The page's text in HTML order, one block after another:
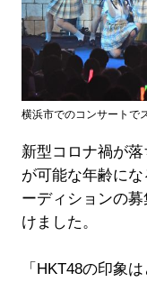
横浜市でのコンサートで
新型コロナ禍が
が可能な年齢に
ーディションの
けました。
「HKT48の印象